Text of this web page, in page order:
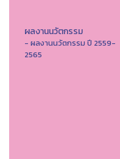
ผลงานนวัตกรรม
- ผลงานนวัตกรรม ปี 2559-
2565